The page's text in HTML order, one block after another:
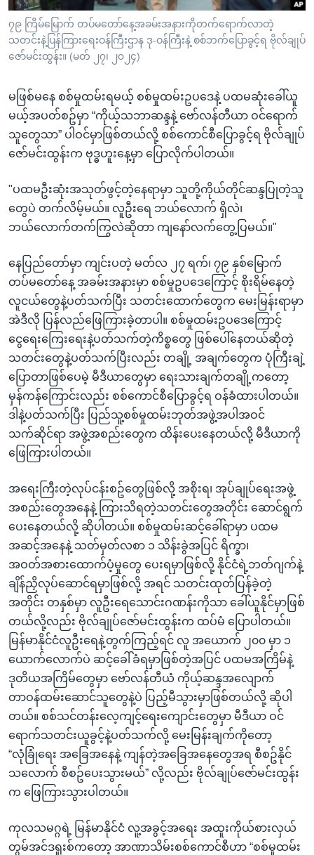
ရန်
ရှာဖွေ
ကျော်
ဘာသာစကားများ
၇၉ ကြိမ်မြောက် တပ်မတော်နေ့အခမ်းအနားကိုတက်ရောက်လာတဲ့
သတင်းနဲ့ပြန်ကြားရေးဝန်ကြီးဌာန ဒု-ဝန်ကြီးနဲ့ စစ်ဘက်ပြောခွင့်ရ ဗိုလ်ချုပ်
ဇော်မင်းထွန်း။ (မတ် ၂၇၊ ၂၀၂၄)
မဖြစ်မနေ စစ်မှုထမ်းရမယ့် စစ်မှုထမ်းဥပဒေနဲ့ ပထမဆုံးခေါ်ယူ
မယ့်အပတ်စဥ်မှာ “ကိုယ့်သဘာဆန္ဒနဲ့ ဗော်လန်တီယာ ဝင်ရောက်
သူတွေသာ” ပါဝင်မှာဖြစ်တယ်လို့ စစ်ကောင်စီပြောခွင့်ရ ဗိုလ်ချုပ်
ဇော်မင်းထွန်းက ဗုဒ္ဓဟူးနေ့မှာ ပြောလိုက်ပါတယ်။
"ပထမဦးဆုံးအသုတ်ဖွင့်တဲ့နေရာမှာ သူတို့ကိုယ်တိုင်ဆန္ဒပြုတဲ့သူ
တွေပဲ တက်လိမ့်မယ်။ လူဦးရေ ဘယ်လောက် ရှိလဲ၊
ဘယ်လောက်တက်ကြွလဲဆိုတာ ကျနော်လက်တွေ့ပြမယ်။"
နေပြည်တော်မှာ ကျင်းပတဲ့ မတ်လ ၂၇ ရက်၊ ၇၉ နှစ်မြောက်
တပ်မတော်နေ့ အခမ်းအနားမှာ စစ်မှုဥပဒေကြောင့် စိုးရိမ်နေတဲ့
လူငယ်တွေနဲ့ပတ်သက်ပြီး သတင်းထောက်တွေက မေးမြန်းရာမှာ
အဲဒီလို ပြန်လည်ဖြေကြားခဲ့တာပါ။ စစ်မှုထမ်းဥပဒေကြောင့်
ငွေရေးကြေးရေးနဲ့ပတ်သက်တဲ့ကိစ္စတွေ ဖြစ်ပေါ်နေတယ်ဆိုတဲ့
သတင်းတွေနဲ့ပတ်သက်ပြီးလည်း တချို့ အချက်တွေက ပုံကြီးချဲ့
ပြောတာဖြစ်ပေမဲ့ မီဒီယာတွေမှာ ရေးသားချက်တချို့ကတော့
မှန်ကန်ကြောင်းလည်း စစ်ကောင်စီပြောခွင့်ရ ဝန်ခံထားပါတယ်။
ဒါနဲ့ပတ်သက်ပြီး ပြည်သူ့စစ်မှုထမ်းဘုတ်အဖွဲ့အပါအဝင်
သက်ဆိုင်ရာ အဖွဲ့အစည်းတွေက ထိန်းပေးနေတယ်လို့ မီဒီယာကို
ဖြေကြားပါတယ်။
အရေးကြီးတဲ့လုပ်ငန်းစဥ်တွေဖြစ်လို့ အစိုးရ၊ အုပ်ချုပ်ရေးအဖွဲ့
အစည်းတွေအနေနဲ့ ကြားသိရတဲ့သတင်းတွေအတိုင်း ဆောင်ရွက်
ပေးနေတယ်လို့ ဆိုပါတယ်။ စစ်မှုထမ်းဆင့်ခေါ်ရာမှာ ပထမ
အဆင့်အနေနဲ့ သတ်မှတ်လစာ ၁ သိန်းခွဲအပြင် ရိက္ခာ၊
အဝတ်အစားထောက်ပံ့မှုတွေ ပေးရမှာဖြစ်လို့ နိုင်ငံရဲ့ဘတ်ဂျက်နဲ့
ချိန်ညှိလုပ်ဆောင်ရမှာဖြစ်လို့ အရင် သတင်းထုတ်ပြန်ခဲ့တဲ့
အတိုင်း တနှစ်မှာ လူဦးရေသောင်းဂဏန်းကိုသာ ခေါ်ယူနိုင်မှာဖြစ်
တယ်လို့လည်း ဗိုလ်ချုပ်ဇော်မင်းထွန်းက ထပ်မံ ပြောပါတယ်။
မြန်မာနိုင်ငံလူဦးရေနဲ့တွက်ကြည့်ရင် လူ အယောက် ၂၀၀ မှာ ၁
ယောက်လောက်ပဲ ဆင့်ခေါ်ခံရမှာဖြစ်တဲ့အပြင် ပထမအကြိမ်နဲ့
ဒုတိယအကြိမ်တွေမှာ ဗော်လန်တီယံ ကိုယ့်ဆန္ဒအလျောက်
တာဝန်ထမ်းဆောင်သူတွေနဲ့ပဲ ပြည့်မီသွားမှာဖြစ်တယ်လို့ ဆိုပါ
တယ်။ စစ်သင်တန်းလေ့ကျင့်ရေးကျောင်းတွေမှာ မီဒီယာ ဝင်
ရောက်သတင်းယူခွင့်နဲ့ပတ်သက်လို့ မေးမြန်းချက်ကိုတော့
“လုံခြုံရေး အခြေအနေနဲ့ ကျန်တဲ့အခြေအနေတွေအရ စီစဥ်နိုင်
သလောက် စီစဥ်ပေးသွားမယ်” လို့လည်း ဗိုလ်ချုပ်ဇော်မင်းထွန်း
က ဖြေကြားသွားပါတယ်။
ကုလသမဂ္ဂရဲ့ မြန်မာနိုင်ငံ လူ့အခွင့်အရေး အထူးကိုယ်စားလှယ်
တွမ်အင်ဒရူးစ်ကတော့ အာဏာသိမ်းစစ်ကောင်စီဟာ “စစ်မှုထမ်း